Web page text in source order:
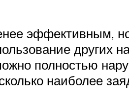
эффективным, но
других
полностью
наиболее